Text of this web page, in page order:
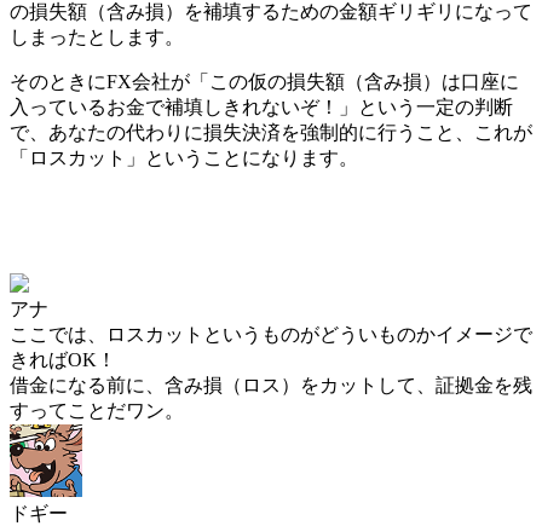
の損失額（含み損）を補填するための金額ギリギリになって
しまったとします。
そのときにFX会社が「この仮の損失額（含み損）は口座に
入っているお金で補填しきれないぞ！」という一定の判断
で、あなたの代わりに損失決済を強制的に行うこと、これが
「ロスカット」
ということになります。
アナ
ここでは、ロスカットというものがどういものかイメージで
きればOK！
借金になる前に、含み損（ロス）をカットして、証拠金を残
すってこと だワン。
ドギー